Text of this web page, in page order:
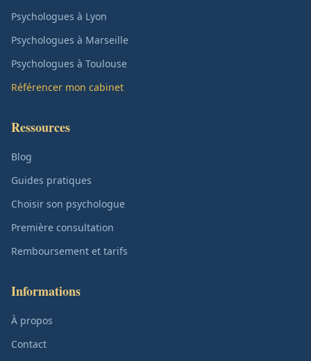
Psychologues à Lyon
Psychologues à Marseille
Psychologues à Toulouse
Référencer mon cabinet
Ressources
Blog
Guides pratiques
Choisir son psychologue
Première consultation
Remboursement et tarifs
Informations
À propos
Contact